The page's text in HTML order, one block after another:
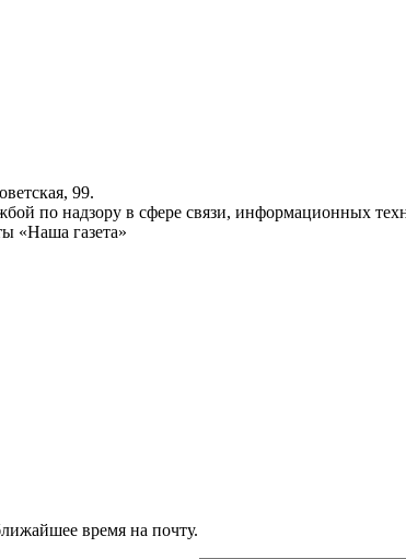
99.
по надзору в сфере связи, информационных
«Наша газета»
время на почту.